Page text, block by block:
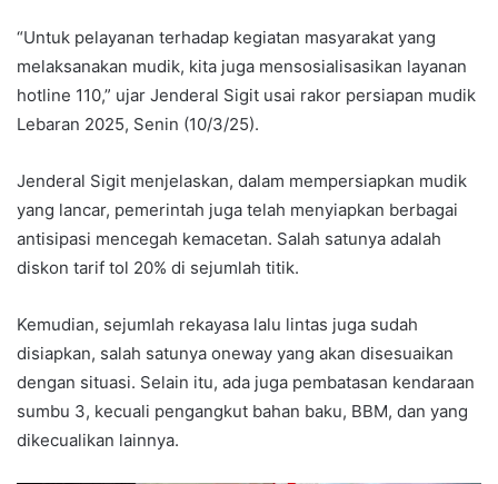
“Untuk pelayanan terhadap kegiatan masyarakat yang
melaksanakan mudik, kita juga mensosialisasikan layanan
hotline 110,” ujar Jenderal Sigit usai rakor persiapan mudik
Lebaran 2025, Senin (10/3/25).
Jenderal Sigit menjelaskan, dalam mempersiapkan mudik
yang lancar, pemerintah juga telah menyiapkan berbagai
antisipasi mencegah kemacetan. Salah satunya adalah
diskon tarif tol 20% di sejumlah titik.
Kemudian, sejumlah rekayasa lalu lintas juga sudah
disiapkan, salah satunya oneway yang akan disesuaikan
dengan situasi. Selain itu, ada juga pembatasan kendaraan
sumbu 3, kecuali pengangkut bahan baku, BBM, dan yang
dikecualikan lainnya.